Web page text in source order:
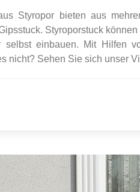
Styropor bieten aus
Styroporstuck
selbst einbauen. Mit Hilfen
nicht? Sehen Sie sich unser